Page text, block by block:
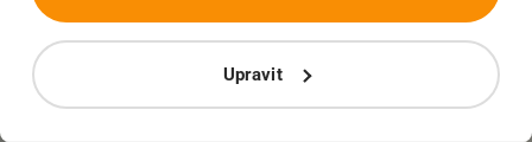
Upravit